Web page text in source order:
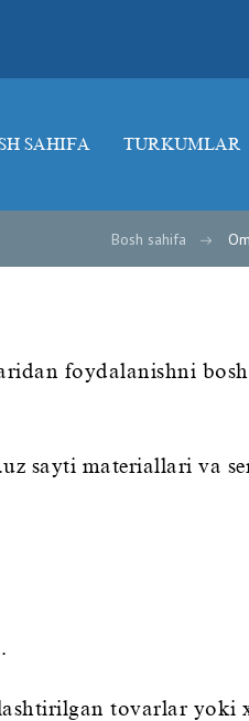
SAHIFA TURKUMLAR
Bosh sahifa
foydalanishni
sayti materiallari va
tovarlar yoki